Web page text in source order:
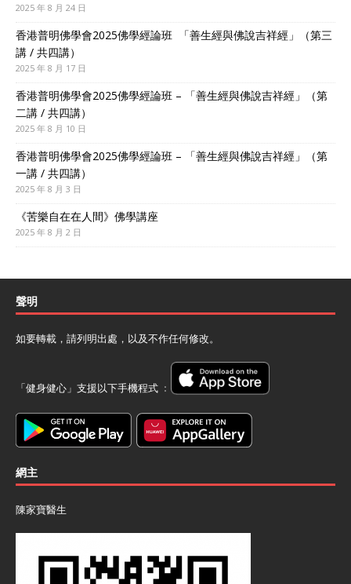
2025 年 8 月 24 日
香港普明佛學會2025佛學經論班 「善生經與佛說吉祥經」（第三
講 / 共四講）
2025 年 8 月 17 日
香港普明佛學會2025佛學經論班 – 「善生經與佛說吉祥經」（第
二講 / 共四講）
2025 年 8 月 10 日
香港普明佛學會2025佛學經論班 – 「善生經與佛說吉祥經」（第
一講 / 共四講）
2025 年 8 月 3 日
《苦樂自在在人間》佛學講座
2025 年 8 月 2 日
聲明
如要轉載，請列明出處，以及不作任何修改。
「健身健心」支援以下手機程式 ﹕
網主
陳家寶醫生